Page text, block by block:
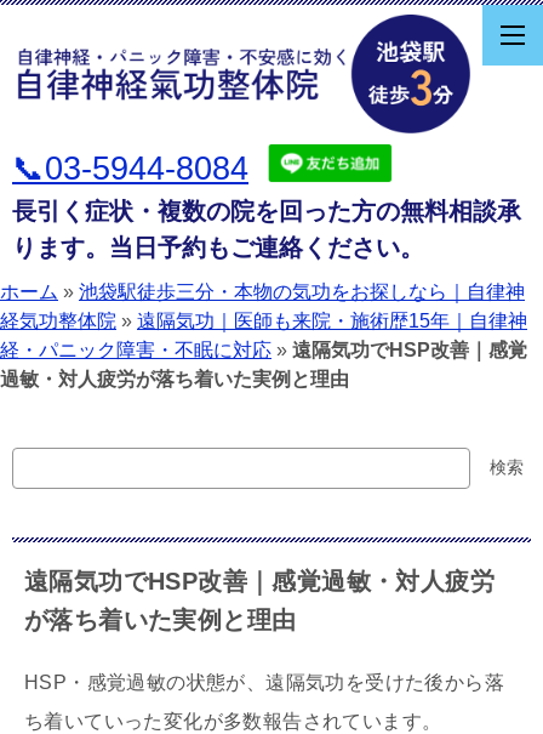
📞03-5944-8084
長引く症状・複数の院を回った方の無料相談承
ります。当日予約もご連絡ください。
ホーム » 池袋駅徒歩三分・本物の気功をお探しなら｜自律神
経気功整体院 » 遠隔気功｜医師も来院・施術歴15年｜自律神
経・パニック障害・不眠に対応 » 遠隔気功でHSP改善｜感覚
過敏・対人疲労が落ち着いた実例と理由
索
検索
遠隔気功でHSP改善｜感覚過敏・対人疲労
が落ち着いた実例と理由
HSP・感覚過敏の状態が、遠隔気功を受けた後から落
ち着いていった変化が多数報告されています。